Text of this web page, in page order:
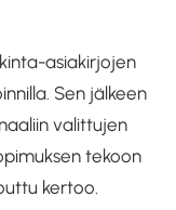
asiakirjojen
Sen jälkeen
valittujen
tekoon
kertoo.